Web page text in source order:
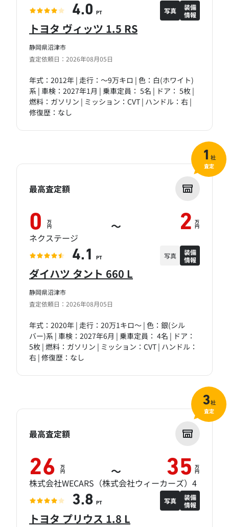
静岡県沼津市
査定依頼日：2026年08月05日
トヨタ ヴィッツ 1.5 RS
年式：2012年 | 走行：～9万キロ | 色：白(ホワイト)
系 | 車検：2027年1月 | 乗車定員： 5名 | ドア： 5枚 |
燃料：ガソリン | ミッション：CVT | ハンドル：右 |
修復歴：なし
4.0 PT 写真
装備
情報
静岡県沼津市
査定依頼日：2026年08月05日
ダイハツ タント 660 L
年式：2020年 | 走行：20万1キロ～ | 色：銀(シル
バー)系 | 車検：2027年6月 | 乗車定員： 4名 | ドア：
5枚 | 燃料：ガソリン | ミッション：CVT | ハンドル：
右 | 修復歴：なし
最高査定額
0 万
円 ～ 2 万
円
ネクステージ
4.1 PT 写真
装備
情報
1 社
査定
トヨタ プリウス 1.8 L
最高査定額
26 万
円 ～ 35 万
円
株式会社WECARS（株式会社ウィーカーズ）4
3.8 PT 写真
装備
情報
3社
査定